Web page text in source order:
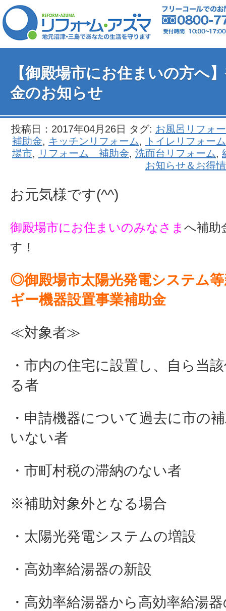
【御殿場市にお住まいの方へ
金のお知らせ
投稿日：2017年04月26日 タグ: お風呂リフォ
補助金, キッチンリフォーム,
トイレリフォーム
場市, リフォーム 補助金, 洗面台リフォーム,
お知らせ＆お得
お元気様です(^^)
御殿場市にお住まいのみなさま へ補助
す！
◎御殿場市太陽光発電システム
ギー機器設置事業補助金
≪対象者≫
・市内の住宅に設置し、自ら当
る者
・申請機器について過去に市の
いない者
・市町村税の滞納のない者
※補助対象外となる場合
・太陽光発電システムの増設
・高効率給湯器の新設
・高効率給湯器から高効率給湯